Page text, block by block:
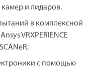
и лидаров.
в комплексной
VRXPERIENCE
с помощью